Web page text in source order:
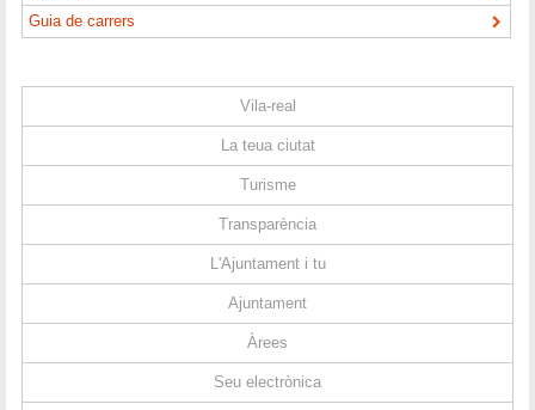
Guia de carrers
Vila-real
La teua ciutat
Turisme
Transparència
L'Ajuntament i tu
Ajuntament
Àrees
Seu electrònica